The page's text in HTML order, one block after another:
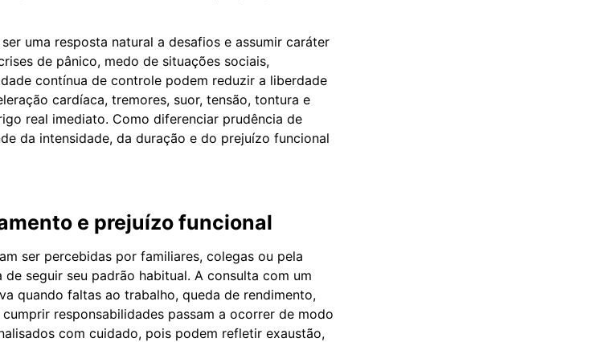
uma resposta natural a desafios e assumir caráter
de pânico, medo de situações sociais,
contínua de controle podem reduzir a liberdade
cardíaca, tremores, suor, tensão, tontura e
real imediato. Como diferenciar prudência de
da intensidade, da duração e do prejuízo funcional
e prejuízo funcional
ser percebidas por familiares, colegas ou pela
seguir seu padrão habitual. A consulta com um
quando faltas ao trabalho, queda de rendimento,
responsabilidades passam a ocorrer de modo
com cuidado, pois podem refletir exaustão,